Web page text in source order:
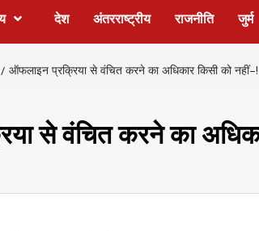
देश अंतरराष्ट्रीय राजनीति जुर्म
ऑफलाइन प्रक्रिया से वंचित करने का अधिकार किसी को नहीं–!
से वंचित करने का